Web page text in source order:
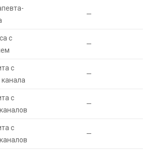
—
с
—
с
—
с
—
с
—